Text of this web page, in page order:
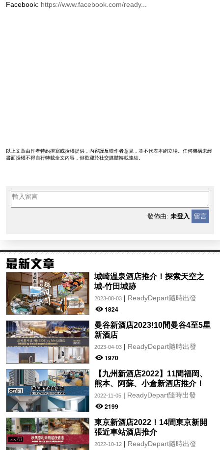
Facebook: https://www.facebook.com/ready...
以上文章由作者特約撰寫或授權提供，內容謹反映作者意見，並不代表本網立場。任何機構未經
書面授權不得自行轉載全文內容，但歡迎於社交媒體轉載連結。
發佈由: 未登入 留言
城崎温泉酒店推介！探索天空之
城-竹田城跡
2023-08-03| ReadyDepart隨時出發
1824
曼谷新酒店2023!10間曼谷4至5星
新酒店
2023-04-03| ReadyDepart隨時出發
1970
【九州新酒店2022】11間福岡、
熊本、阿蘇、小倉新酒店推介！
2022-11-05| ReadyDepart隨時出發
2199
東京新酒店2022！14間東京新開
張近車站酒店推介
2022-10-12| ReadyDepart隨時出發